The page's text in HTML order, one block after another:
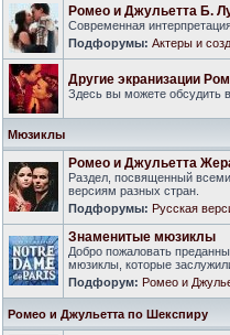
Ромео и Джульетта Б.
Современная
Подфорумы: Актеры и
Другие экранизации
Здесь вы можете обсудить
Мюзиклы
Ромео и Джульетта
Раздел, посвященный
версиям разных стран.
Подфорумы: Русская
Знаменитые мюзиклы
Добро пожаловать
мюзиклы, которые
Подфорум: Ромео и
Ромео и Джульетта по Шекспиру